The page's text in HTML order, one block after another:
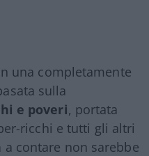
una completamente
sulla
e poveri, portata
ricchi e tutti gli altri
contare non sarebbe